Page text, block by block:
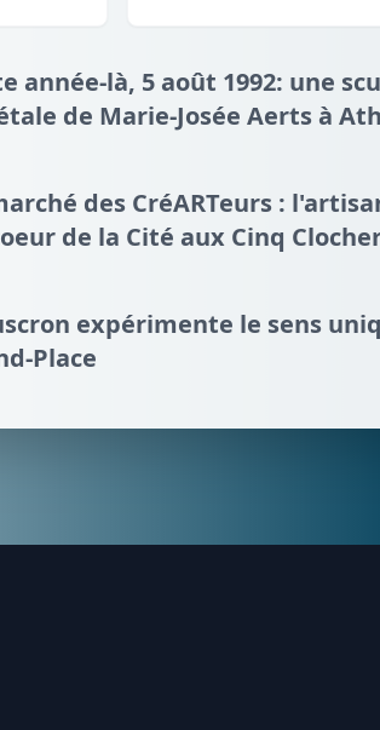
année-là, 5 août 1992: une
de Marie-Josée Aerts à Ath
des CréARTeurs :
de la Cité aux Cinq
expérimente le sens
Place